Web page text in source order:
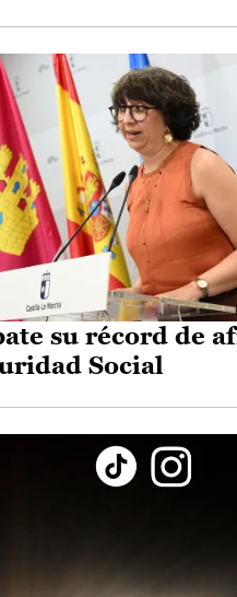
su récord de
Social